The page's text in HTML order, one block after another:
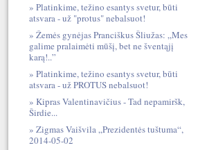
Platinkime, težino esantys svetur, būti
atsvara - už "protus" nebalsuot!
Žemės gynėjas Pranciškus Šliužas: „Mes
galime pralaimėti mūšį, bet ne šventąjį
karą!..”
Platinkime, težino esantys svetur, būti
atsvara - už PROTUS nebalsuot!
Kipras Valentinavičius - Tad nepamiršk,
Širdie...
Zigmas Vaišvila „Prezidentės tuštuma“,
2014-05-02